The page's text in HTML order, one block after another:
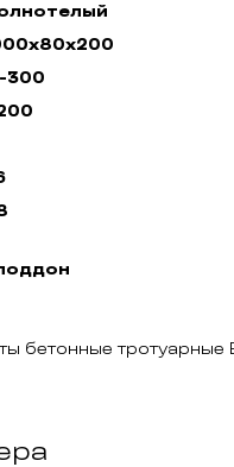
300
бетонные тротуарные